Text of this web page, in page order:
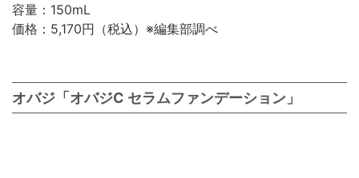
容量：150mL
価格：5,170円（税込）※編集部調べ
オバジ「オバジC セラムファンデーション」